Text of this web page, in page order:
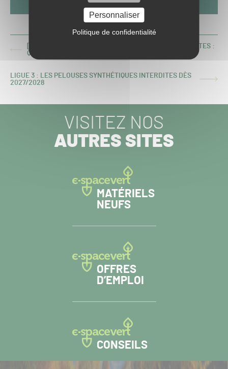
Personnaliser
Politique de confidentialité
ARTICLE
PRÉCÉDENT :
[MAGAZINE] LA GESTION EN RÉGIE DES PELOUSES ÉLITES :
QUAND GESTION PUBLIQUE RIME AVEC EXIGENCES
ARTICLE
LIGUE 3 : LES PELOUSES SYNTHÉTIQUES INTERDITES DÈS
2027/2028
VISITEZ NOS
AUTRES SITES
MATÉRIELS
NEUFS
OFFRES
D’EMPLOI
CONSEILS